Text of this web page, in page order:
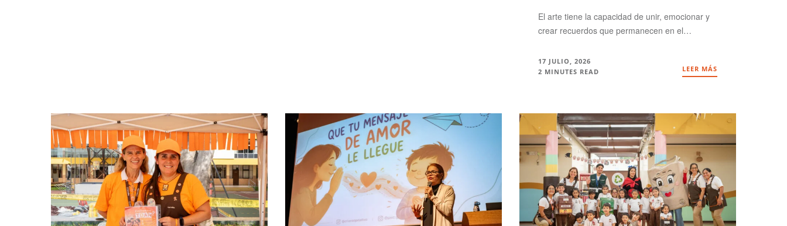
El arte tiene la capacidad de unir, emocionar y
crear recuerdos que permanecen en el…
17 JULIO, 2026
2 MINUTES READ
LEER MÁS